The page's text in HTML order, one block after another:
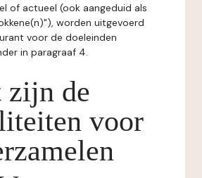
of actueel (ook aangeduid als
worden uitgevoerd
voor de doeleinden
in paragraaf 4.
zijn de
voor